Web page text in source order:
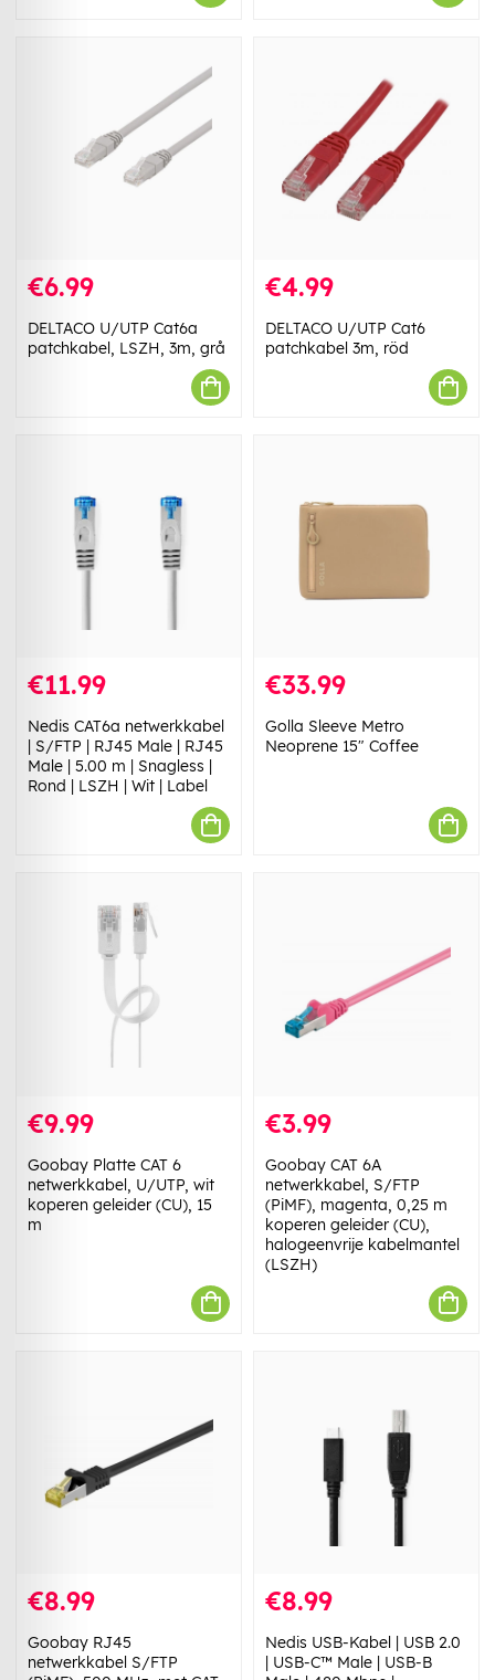
€6.99
DELTACO U/UTP Cat6a
patchkabel, LSZH, 3m, grå
€4.99
DELTACO U/UTP Cat6
patchkabel 3m, röd
€11.99
Nedis CAT6a netwerkkabel
| S/FTP | RJ45 Male | RJ45
Male | 5.00 m | Snagless |
Rond | LSZH | Wit | Label
€33.99
Golla Sleeve Metro
Neoprene 15" Coffee
€9.99
Goobay Platte CAT 6
netwerkkabel, U/UTP, wit
koperen geleider (CU), 15
m
€3.99
Goobay CAT 6A
netwerkkabel, S/FTP
(PiMF), magenta, 0,25 m
koperen geleider (CU),
halogeenvrije kabelmantel
(LSZH)
€8.99
Goobay RJ45
netwerkkabel S/FTP
€8.99
Nedis USB-Kabel | USB 2.0
| USB-C™ Male | USB-B